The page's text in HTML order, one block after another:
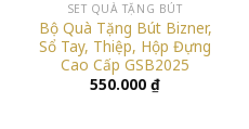
SET QUÀ TẶNG BÚT
Bộ Quà Tặng Bút Bizner,
Sổ Tay, Thiệp, Hộp Đựng
Cao Cấp GSB2025
550.000 ₫